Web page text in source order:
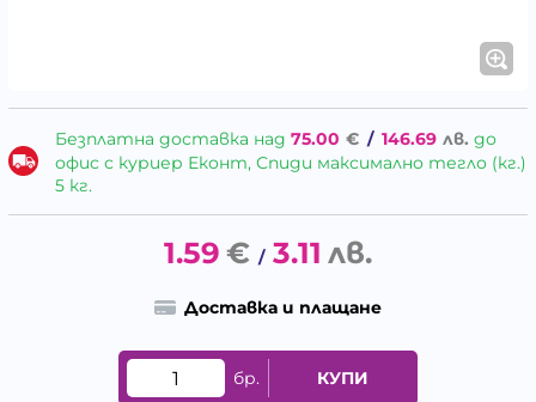
Безплатна доставка над 75.00 € / 146.69 лв. до
офис с куриер Еконт, Спиди максимално тегло (кг.)
5 кг.
1.59 € / 3.11 лв.
Доставка и плащане
бр. КУПИ